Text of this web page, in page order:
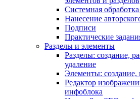
Системная
Нанесение
Подписи
Практические
Разделы и элементы
Разделы: создание,
удаление
Элементы: создание,
Редактор
инфоблока